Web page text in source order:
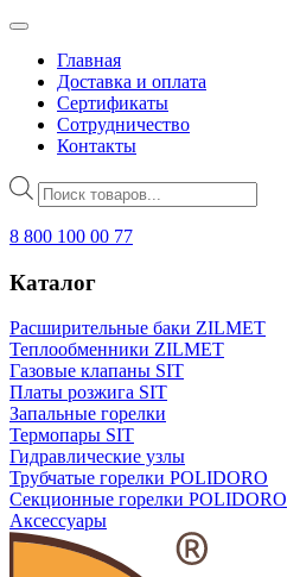
Главная
Доставка и оплата
Сертификаты
Сотрудничество
Контакты
Поиск
товаров
8 800 100 00 77
Каталог
Расширительные баки ZILMET
Теплообменники ZILMET
Газовые клапаны SIT
Платы розжига SIT
Запальные горелки
Термопары SIT
Гидравлические узлы
Трубчатые горелки POLIDORO
Секционные горелки POLIDORO
Аксессуары